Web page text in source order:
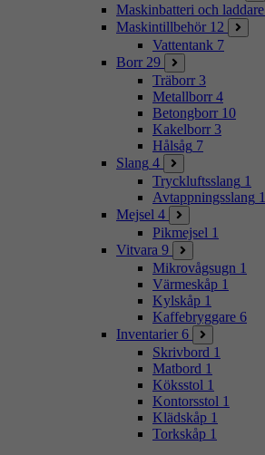
Maskinbatteri och laddare
Maskintillbehör 12
Vattentank 7
Borr 29
Träborr 3
Metallborr 4
Betongborr 10
Kakelborr 3
Hålsåg 7
Slang 4
Tryckluftsslang 1
Avtappningsslang 1
Mejsel 4
Pikmejsel 1
Vitvara 9
Mikrovågsugn 1
Värmeskåp 1
Kylskåp 1
Kaffebryggare 6
Inventarier 6
Skrivbord 1
Matbord 1
Köksstol 1
Kontorsstol 1
Klädskåp 1
Torkskåp 1